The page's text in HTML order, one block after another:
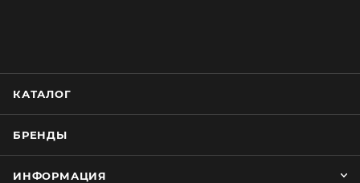
КАТАЛОГ
БРЕНДЫ
ИНФОРМАЦИЯ